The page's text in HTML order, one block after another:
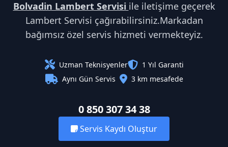
Bolvadin Lambert Servisi ile iletişime geçerek
Lambert Servisi çağırabilirsiniz.Markadan
bağımsız özel servis hizmeti vermekteyiz.
Uzman Teknisyenler
1 Yıl Garanti
Aynı Gün Servis
3 km mesafede
0 850 307 34 38
Servis Kaydı Oluştur